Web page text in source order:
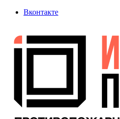
Вконтакте